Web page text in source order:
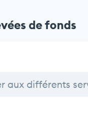
de fonds
aux différents